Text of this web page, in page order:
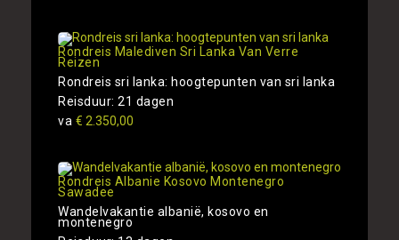
Rondreis Malediven Sri Lanka Van Verre
Reizen
Rondreis sri lanka: hoogtepunten van sri lanka
Reisduur: 21 dagen
va € 2.350,00
Rondreis Albanie Kosovo Montenegro
Sawadee
Wandelvakantie albanië, kosovo en
montenegro